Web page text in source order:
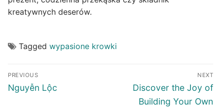
kreatywnych deserów.
Tagged wypasione krowki
Post
navigation
PREVIOUS
Previous
Nguyễn Lộc
NEXT
Next
post:
Discover the Joy of
Building Your Own